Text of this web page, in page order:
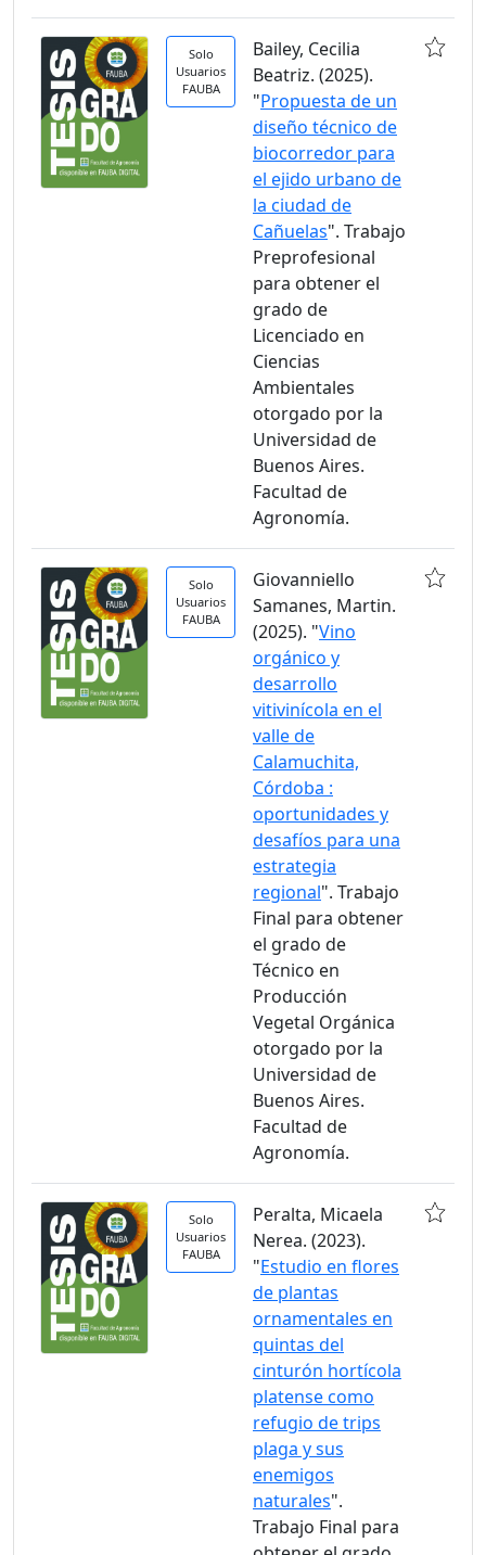
Solo
Usuarios
FAUBA
Bailey, Cecilia
Beatriz. (2025).
"Propuesta de un
diseño técnico de
biocorredor para
el ejido urbano de
la ciudad de
Cañuelas". Trabajo
Preprofesional
para obtener el
grado de
Licenciado en
Ciencias
Ambientales
otorgado por la
Universidad de
Buenos Aires.
Facultad de
Agronomía.
Solo
Usuarios
FAUBA
Giovanniello
Samanes, Martin.
(2025). "Vino
orgánico y
desarrollo
vitivinícola en el
valle de
Calamuchita,
Córdoba :
oportunidades y
desafíos para una
estrategia
regional". Trabajo
Final para obtener
el grado de
Técnico en
Producción
Vegetal Orgánica
otorgado por la
Universidad de
Buenos Aires.
Facultad de
Agronomía.
Solo
Usuarios
FAUBA
Peralta, Micaela
Nerea. (2023).
"Estudio en flores
de plantas
ornamentales en
quintas del
cinturón hortícola
platense como
refugio de trips
plaga y sus
enemigos
naturales".
Trabajo Final para